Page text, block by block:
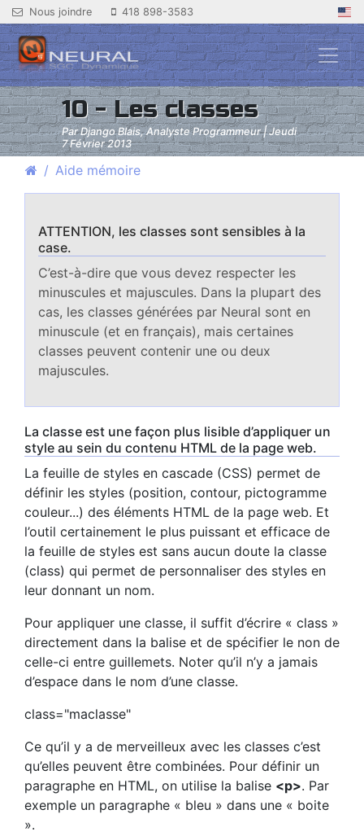
Nous joindre 418 898-3583
10 - Les classes
Par Django Blais, Analyste Programmeur | Jeudi
7 Février 2013
Aide mémoire
ATTENTION, les classes sont sensibles à la
case.
C’est-à-dire que vous devez respecter les
minuscules et majuscules. Dans la plupart des
cas, les classes générées par Neural sont en
minuscule (et en français), mais certaines
classes peuvent contenir une ou deux
majuscules.
La classe est une façon plus lisible d’appliquer un
style au sein du contenu HTML de la page web.
La feuille de styles en cascade (CSS) permet de
définir les styles (position, contour, pictogramme
couleur...) des éléments HTML de la page web. Et
l’outil certainement le plus puissant et efficace de
la feuille de styles est sans aucun doute la classe
(class) qui permet de personnaliser des styles en
leur donnant un nom.
Pour appliquer une classe, il suffit d’écrire « class »
directement dans la balise et de spécifier le non de
celle-ci entre guillemets. Noter qu’il n’y a jamais
d’espace dans le nom d’une classe.
class="maclasse"
Ce qu’il y a de merveilleux avec les classes c’est
qu’elles peuvent être combinées. Pour définir un
paragraphe en HTML, on utilise la balise <p>. Par
exemple un paragraphe « bleu » dans une « boite
».